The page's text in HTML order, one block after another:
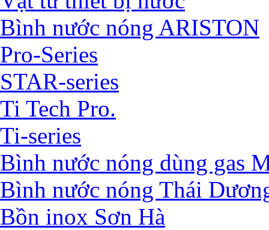
Bình nước nóng ARISTON
Pro-Series
STAR-series
Ti Tech Pro.
Ti-series
Bình nước nóng dùng gas
Bình nước nóng Thái
Bồn inox Sơn Hà